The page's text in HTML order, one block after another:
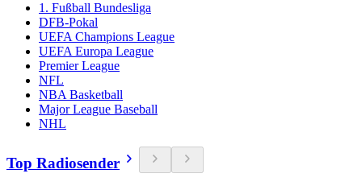
1. Fußball Bundesliga
DFB-Pokal
UEFA Champions League
UEFA Europa League
Premier League
NFL
NBA Basketball
Major League Baseball
NHL
Top Radiosender